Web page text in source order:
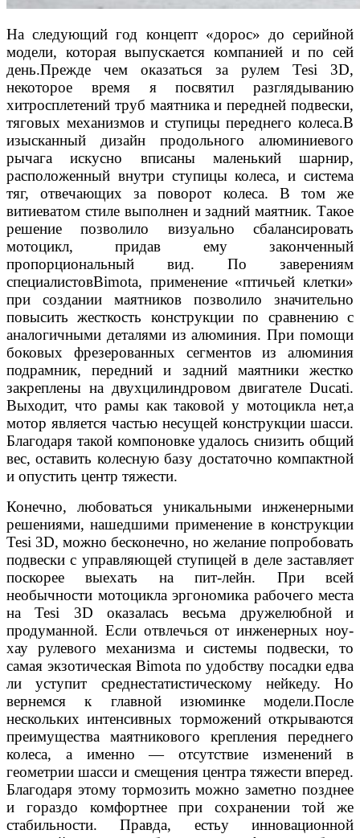
На следующий год концепт «дорос» до серийной
модели, которая выпускается компанией и по сей
день.Прежде чем оказаться за рулем Tesi 3D,
некоторое время я посвятил разглядыванию
хитросплетений труб маятника и передней подвески,
тяговых механизмов и ступицы переднего колеса.В
изысканный дизайн продольного алюминиевого
рычага искусно вписаны маленький шарнир,
расположенный внутри ступицы колеса, и система
тяг, отвечающих за поворот колеса. В том же
витиеватом стиле выполнен и задний маятник. Такое
решение позволило визуально сбалансировать
мотоцикл, придав ему законченный
пропорциональный вид. По заверениям
специалистовBimota, применение «птичьей клетки»
при создании маятников позволило значительно
повысить жесткость конструкции по сравнению с
аналогичными деталями из алюминия. При помощи
боковых фрезерованных сегментов из алюминия
подрамник, передний и задний маятники жестко
закреплены на двухцилиндровом двигателе Ducati.
Выходит, что рамы как таковой у мотоцикла нет,а
мотор является частью несущей конструкции шасси.
Благодаря такой компоновке удалось снизить общий
вес, оставить колесную базу достаточно компактной
и опустить центр тяжести.
Конечно, любоваться уникальными инженерными
решениями, нашедшими применение в конструкции
Tesi 3D, можно бесконечно, но желание попробовать
подвески с управляющей ступицей в деле заставляет
поскорее выехать на пит-лейн. При всей
необычности мотоцикла эргономика рабочего места
на Tesi 3D оказалась весьма дружелюбной и
продуманной. Если отвлечься от инженерных ноу-
хау рулевого механизма и системы подвески, то
самая экзотическая Bimota по удобству посадки едва
ли уступит среднестатистическому нейкеду. Но
вернемся к главной изюминке модели.После
нескольких интенсивных торможений открываются
преимущества маятникового крепления переднего
колеса, а именно — отсутствие изменений в
геометрии шасси и смещения центра тяжести вперед.
Благодаря этому тормозить можно заметно позднее
и гораздо комфортнее при сохранении той же
стабильности. Правда, естьу инновационной